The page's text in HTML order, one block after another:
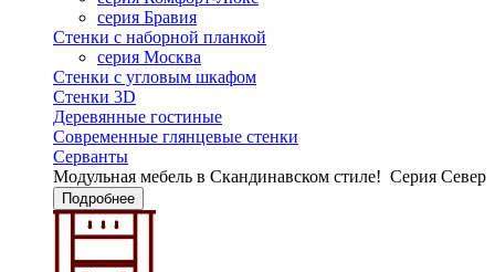
серия Бравия
Стенки с наборной планкой
серия Москва
Стенки с угловым шкафом
Стенки 3D
Деревянные гостиные
Современные глянцевые стенки
Серванты
Модульная мебель в Скандинавском стиле! Серия Север
Подробнее